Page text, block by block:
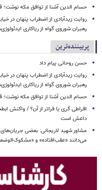
حسام الدین آشنا از توافق مکه نوشت؛
روایت زیدآبادی از اضطراب پنهان در
رهبران شوروی گواه از ریاکاری
پربیننده‌ترین
حسن روحانی پیام داد
روایت زیدآبادی از اضطراب پنهان در
رهبران شوروی گواه از ریاکاری
حسام الدین آشنا از توافق مکه نوشت؛
افراطی گری یا فراتر از آن؟ / واکنش
داعش است
مشاور شهید لاریجانی: بعضی
می‌دانند «عقب‌افتاده» و